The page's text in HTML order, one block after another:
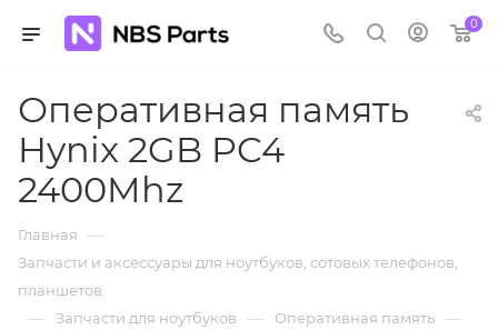
0
Оперативная память
Hynix 2GB PC4
2400Mhz
Главная —
Запчасти и аксессуары для ноутбуков, сотовых телефонов,
планшетов.
— Запчасти для ноутбуков — Оперативная память —